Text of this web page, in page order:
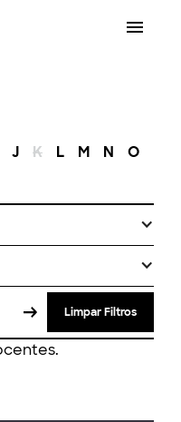
J K L M N O
Limpar Filtros